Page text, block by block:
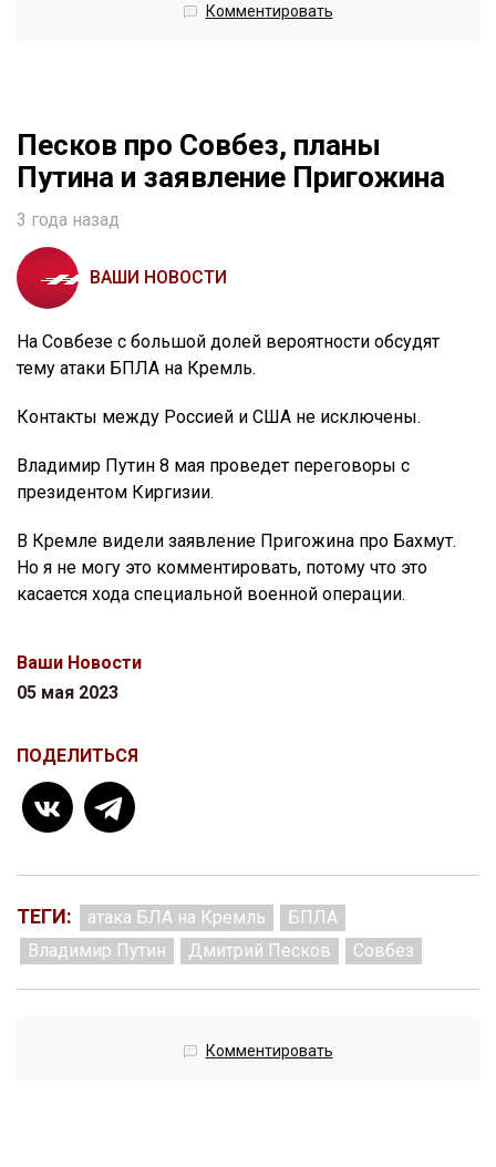
Комментировать
Песков про Совбез, планы
Путина и заявление Пригожина
3 года назад
ВАШИ НОВОСТИ
На Совбезе с большой долей вероятности обсудят
тему атаки БПЛА на Кремль.
Контакты между Россией и США не исключены.
Владимир Путин 8 мая проведет переговоры с
президентом Киргизии.
В Кремле видели заявление Пригожина про Бахмут.
Но я не могу это комментировать, потому что это
касается хода специальной военной операции.
Ваши Новости
05 мая 2023
ПОДЕЛИТЬСЯ
ТЕГИ: атака БЛА на Кремль
БПЛА
Владимир Путин
Дмитрий Песков Совбез
Комментировать